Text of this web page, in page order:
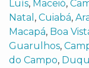
Luís, Maceió,
Natal , Cuiabá,
Macapá, Boa
Guarulhos,
do Campo,